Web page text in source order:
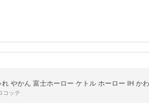
やかん 富士ホーロー ケトル ホーロー IH か
コッテ